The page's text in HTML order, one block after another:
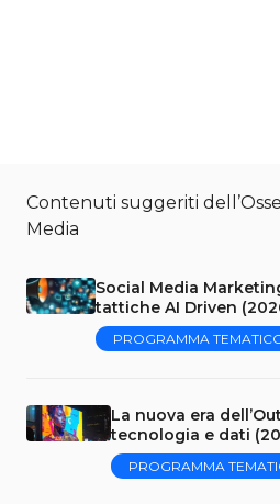
Contenuti suggeriti
Media
Social Media
tattiche AI Driven
PROGRAMMA
La nuova era
tecnologia e dati
PROGRAMMA